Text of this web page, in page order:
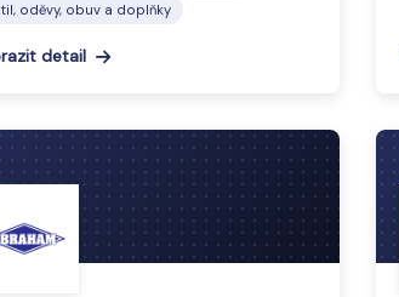
oděvy, obuv a doplňky
detail